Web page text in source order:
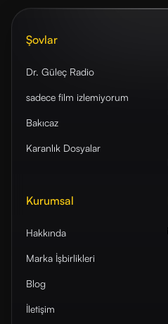
Şovlar
Dr. Güleç Radio
sadece film izlemiyorum
Bakıcaz
Karanlık Dosyalar
Kurumsal
Hakkında
Marka İşbirlikleri
Blog
İletişim